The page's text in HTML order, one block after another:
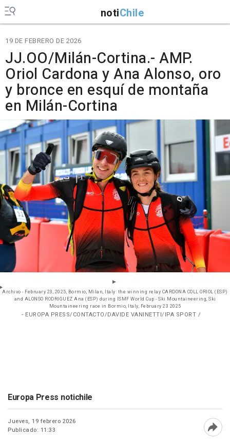
notiChile
19 DE FEBRERO DE 2026
JJ.OO/Milán-Cortina.- AMP.
Oriol Cardona y Ana Alonso, oro
y bronce en esquí de montaña
en Milán-Cortina
Archivo - February 23, 2025, Bormio, Milan, Italy: the winning relay CARDONA COLL ORIOL (ESP)
and ALONSO RODRIGUEZ Ana (ESP) during ISMF World Cup - Ski Mountaineering, Ski
Mountaineering race in Bormio, Italy, February 23 2025
- EUROPA PRESS/CONTACTO/DAVIDE VANINETTI/IPA SPORT /
Europa Press notichile
Jueves, 19 febrero 2026
Publicado: 11:33